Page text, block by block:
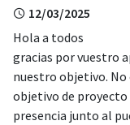
12/03/2025
Hola a todos
gracias por vuestro
nuestro objetivo. No
objetivo de
presencia junto al